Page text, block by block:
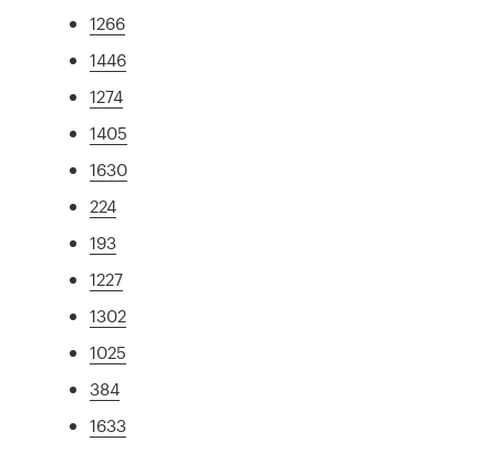
1266
1446
1274
1405
1630
224
193
1227
1302
1025
384
1633